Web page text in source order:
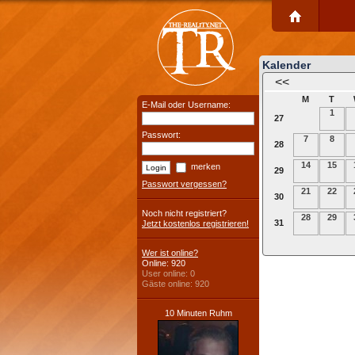
Kalender
<<
M T
27
1
28
7 8
29
14 15
30
21 22
31
28 29
E-Mail oder Username:
Passwort:
merken
Passwort vergessen?
Noch nicht registriert?
Jetzt kostenlos registrieren!
Wer ist online?
Online: 920
User online: 0
Gäste online: 920
10 Minuten Ruhm